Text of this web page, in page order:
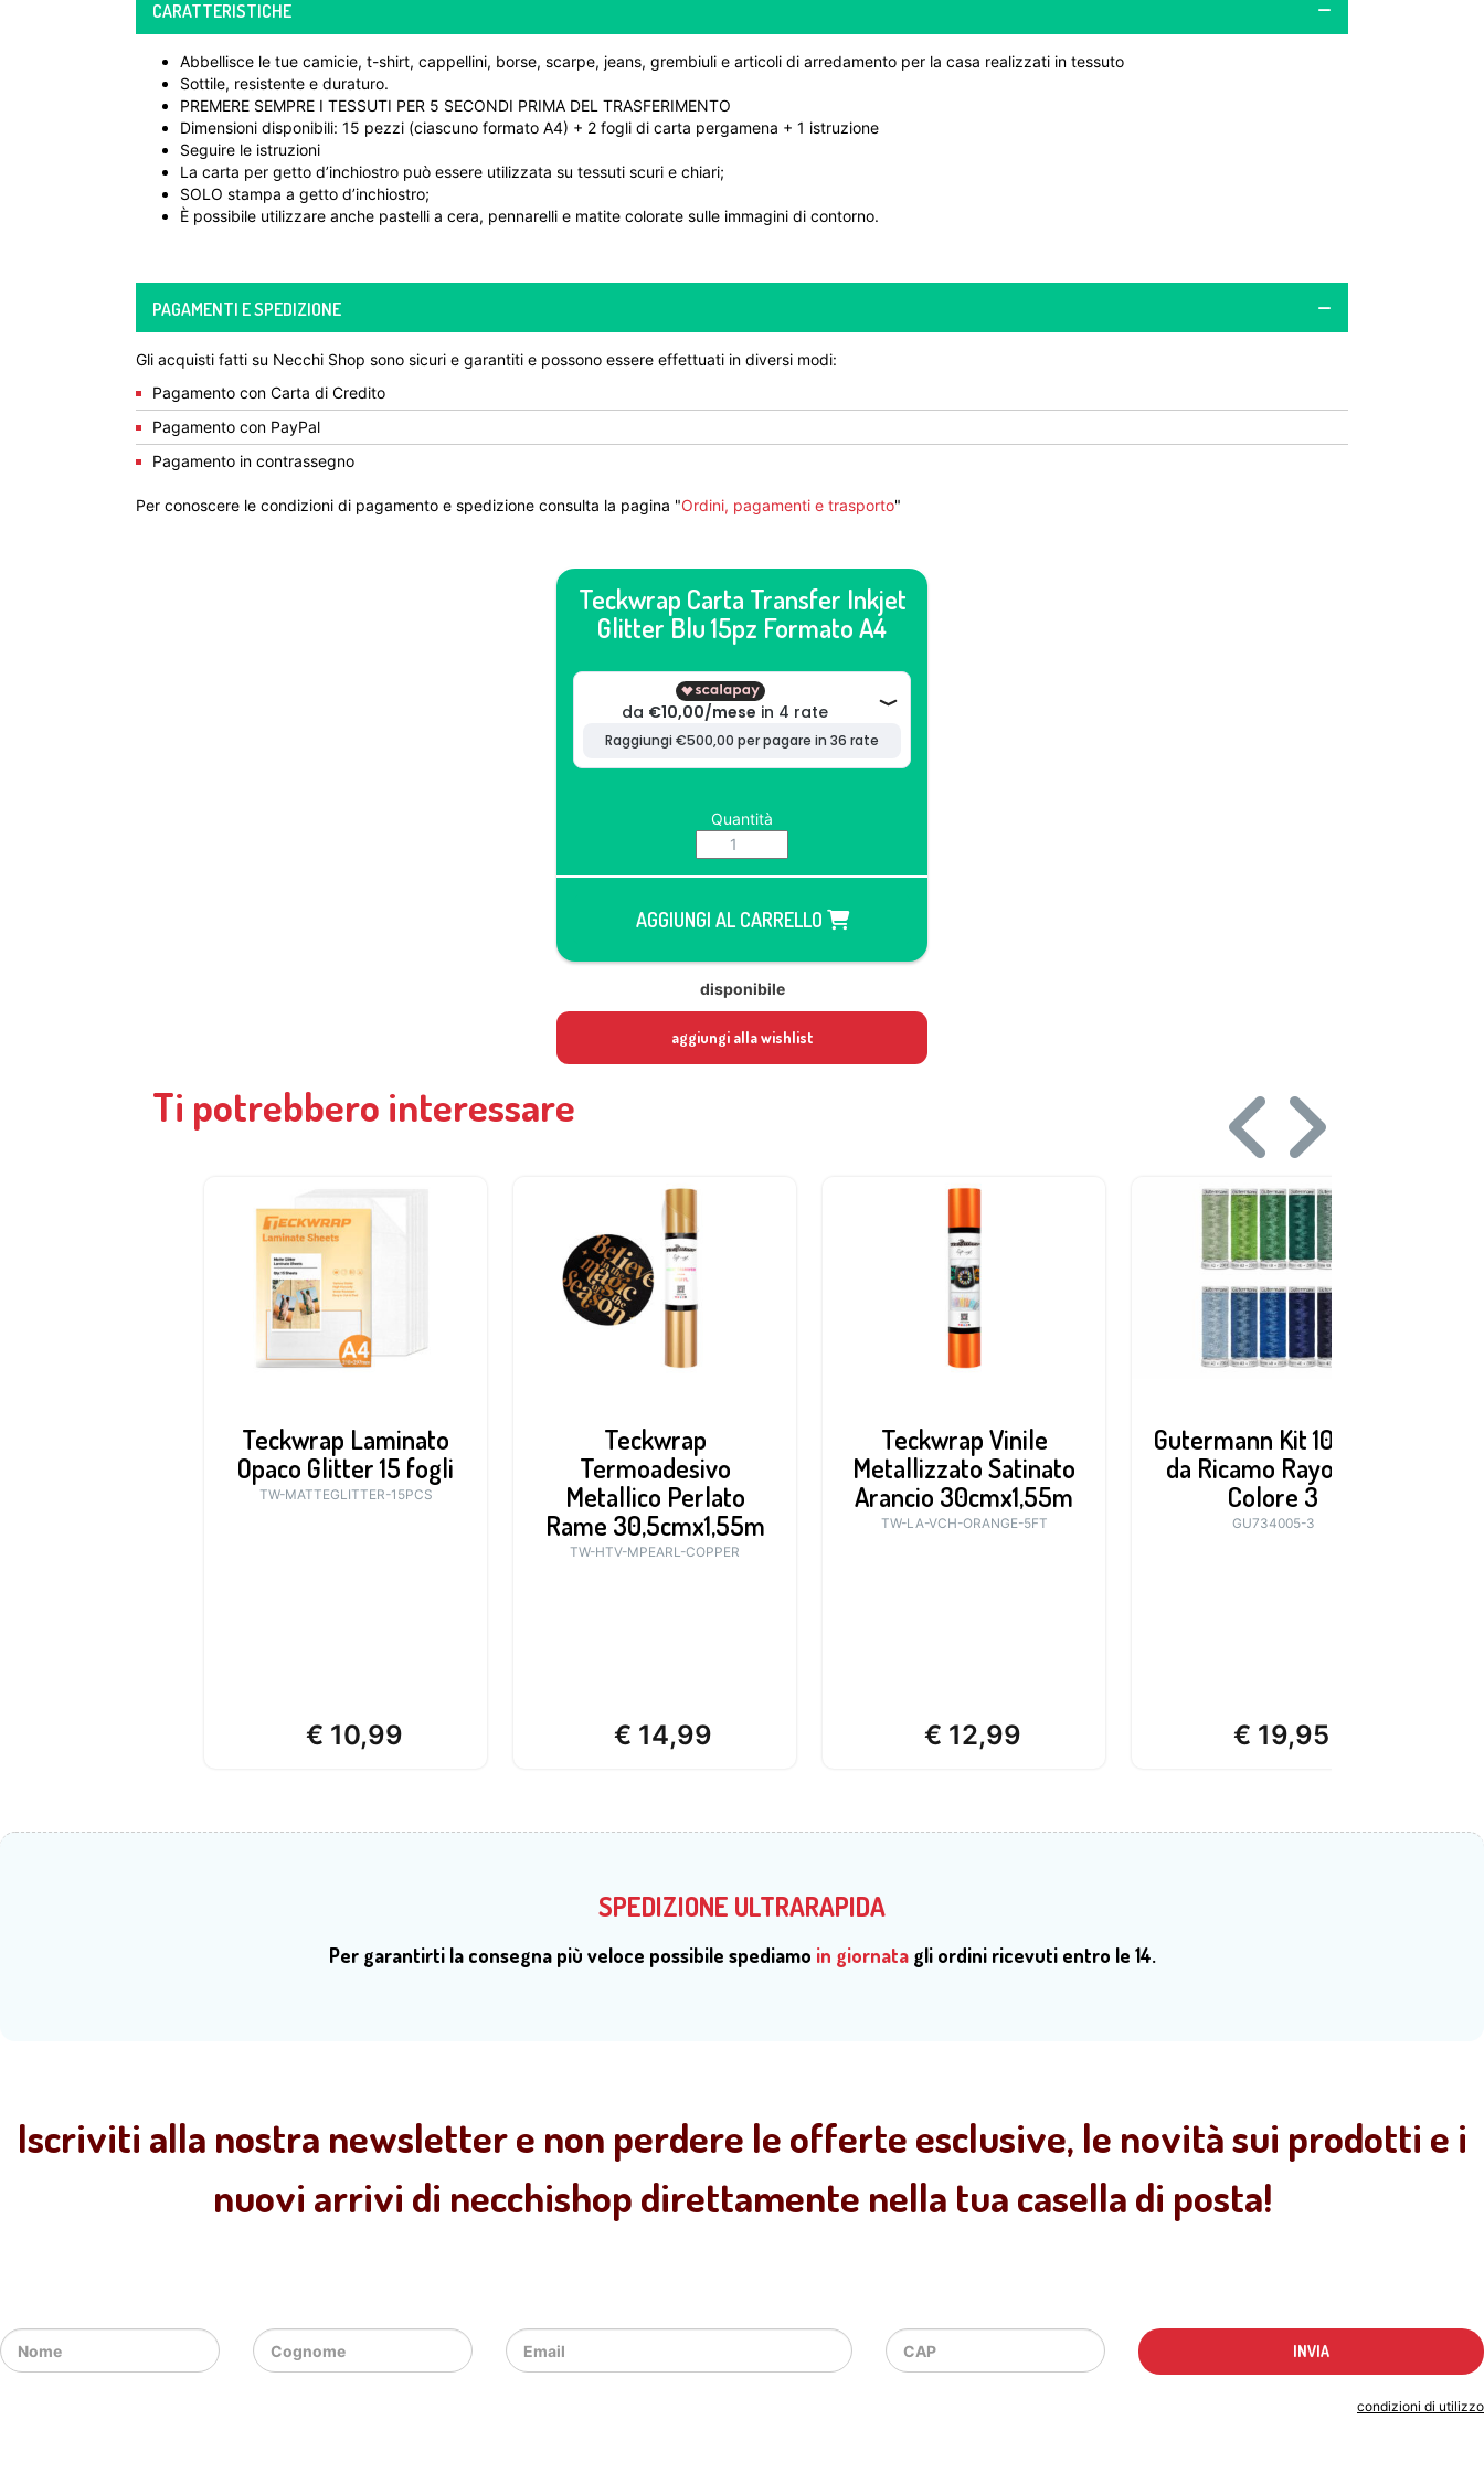
CARATTERISTICHE
Abbellisce le tue camicie, t-shirt, cappellini, borse, scarpe, jeans, grembiuli e articoli di arredamento per la casa realizzati in tessuto
Sottile, resistente e duraturo.
PREMERE SEMPRE I TESSUTI PER 5 SECONDI PRIMA DEL TRASFERIMENTO
Dimensioni disponibili: 15 pezzi (ciascuno formato A4) + 2 fogli di carta pergamena + 1 istruzione
Seguire le istruzioni
La carta per getto d’inchiostro può essere utilizzata su tessuti scuri e chiari;
SOLO stampa a getto d’inchiostro;
È possibile utilizzare anche pastelli a cera, pennarelli e matite colorate sulle immagini di contorno.
PAGAMENTI E SPEDIZIONE
Gli acquisti fatti su Necchi Shop sono sicuri e garantiti e possono essere effettuati in diversi modi:
Pagamento con Carta di Credito
Pagamento con PayPal
Pagamento in contrassegno
Per conoscere le condizioni di pagamento e spedizione consulta la pagina "Ordini, pagamenti e trasporto"
Teckwrap Carta Transfer Inkjet
Glitter Blu 15pz Formato A4
Quantità
AGGIUNGI AL CARRELLO
disponibile
aggiungi alla wishlist
Ti potrebbero interessare
Teckwrap Laminato
Opaco Glitter 15 fogli
TW-MATTEGLITTER-15PCS
€ 10,99
Teckwrap
Termoadesivo
Metallico Perlato
Rame 30,5cmx1,55m
TW-HTV-MPEARL-COPPER
€ 14,99
Teckwrap Vinile
Metallizzato Satinato
Arancio 30cmx1,55m
TW-LA-VCH-ORANGE-5FT
€ 12,99
Gutermann Kit 10 Filati
da Ricamo Rayon 40
Colore 3
GU734005-3
€ 19,95
SPEDIZIONE ULTRARAPIDA
Per garantirti la consegna più veloce possibile spediamo in giornatagli ordini ricevuti entro le 14.
Iscriviti alla nostra newsletter e non perdere le offerte esclusive, le novità sui prodotti e i
nuovi arrivi di necchishop direttamente nella tua casella di posta!
condizioni di utilizzo